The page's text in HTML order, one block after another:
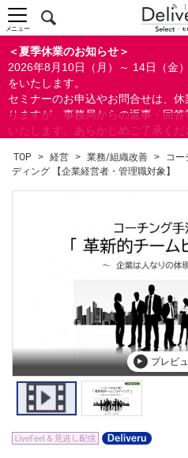
＜夏季休業のお知らせ＞
2026年8月10日（月）～ 14日（金
をいたします。
セミナーのお申込やお問合せは、
りますが、事務局からの返事・回
いたします。あらかじめご了承くだ
ができます。
メニュー
TOP > 経営 > 業務/組織改善 >
コー
ディング 【企業経営者・管理職対象】
プレビ